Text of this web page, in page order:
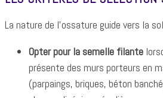
La nature de l'ossature guide vers la
Opter pour la semelle filante
présente des murs porteurs en
(parpaings, briques, béton